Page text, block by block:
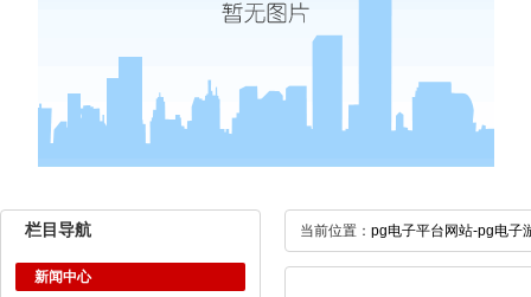
栏目导航
新闻中心
当前位置： pg电子平台网站-pg电子